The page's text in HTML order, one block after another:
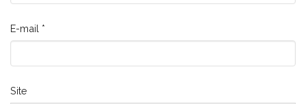
E-mail *
Site